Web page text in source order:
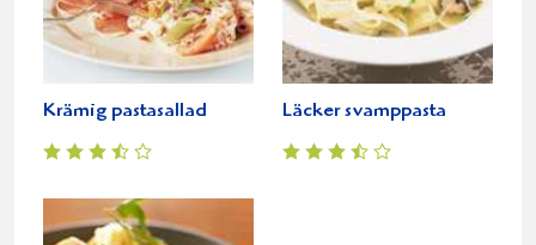
Krämig pastasallad Läcker svamppasta